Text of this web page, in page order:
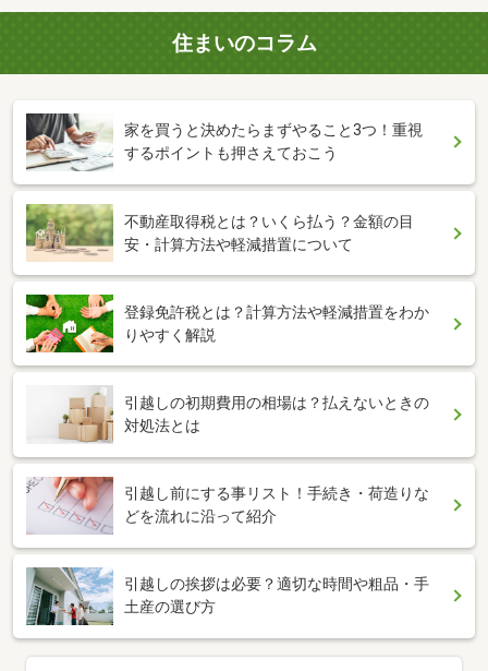
住まいのコラム
家を買うと決めたらまずやること3つ！重視
するポイントも押さえておこう
不動産取得税とは？いくら払う？金額の目
安・計算方法や軽減措置について
登録免許税とは？計算方法や軽減措置をわか
りやすく解説
引越しの初期費用の相場は？払えないときの
対処法とは
引越し前にする事リスト！手続き・荷造りな
どを流れに沿って紹介
引越しの挨拶は必要？適切な時間や粗品・手
土産の選び方